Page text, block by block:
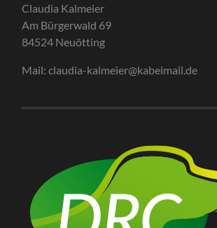
Claudia Kalmeier
Am Bürgerwald 69
84524 Neuötting
Mail: claudia-kalmeier@kabelmail.de